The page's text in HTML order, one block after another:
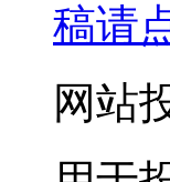
稿请
网站